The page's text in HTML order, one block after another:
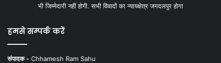
भी जिम्मेदारी नहीं होगी. सभी विवादों का न्यायक्षेत्र जगदलपुर होगा
हमसे सम्पर्क करें
संपादक - Chhamesh Ram Sahu